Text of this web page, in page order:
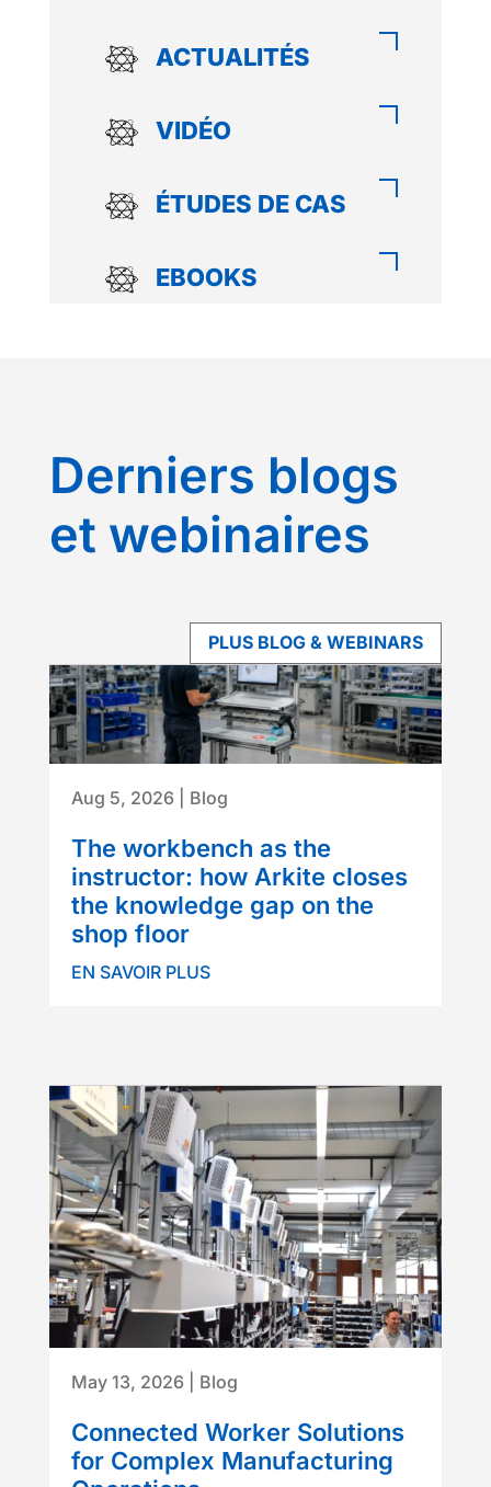
ACTUALITÉS
VIDÉO
ÉTUDES DE CAS
EBOOKS
Derniers blogs
et webinaires
PLUS BLOG & WEBINARS
The workbench as the
instructor: how Arkite closes
the knowledge gap on the
shop floor
Aug 5, 2026 Blog
EN SAVOIR PLUS
Connected Worker Solutions
for Complex Manufacturing
May 13, 2026 Blog